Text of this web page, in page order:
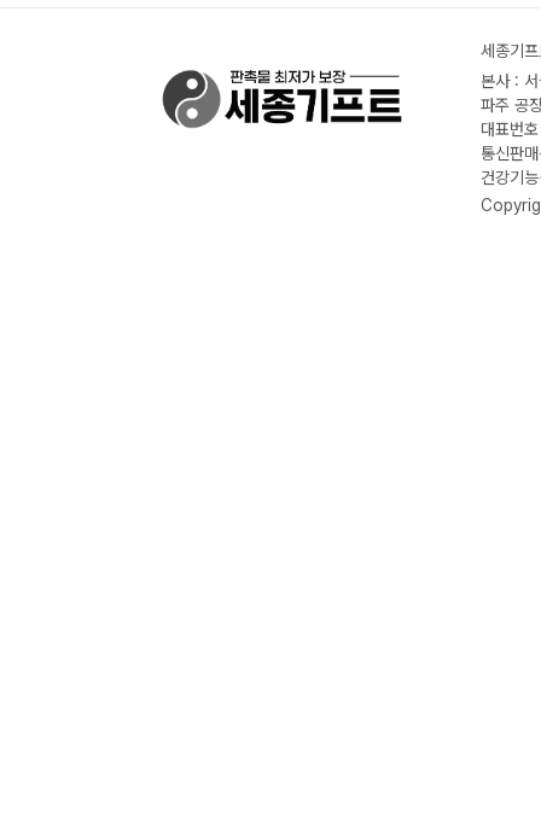
세종기
본사 :
파주 공
대표번
통신판
건강기